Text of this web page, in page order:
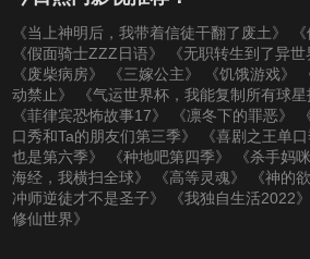
《当上神明后，我带着信徒干翻了废土》
《假面骑士ZZZ日语》
《无职转生到了异
《废柴病房》
《三嫁公主》 《饥饿游戏》
动禁止》
《气运世界杯，我能复制所有球星
《菲律宾恐怖故事17》
《凛冬下的罪恶》
口秀和Ta的朋友们第三季》
《喜剧之王单
也是第六季》
《种地吧第四季》 《杀手妈咪
海经，我横扫全球》
《高等灵魂》 《神的
冲师逆徒才不是圣子》
《我独自生活2022》
修仙世界》